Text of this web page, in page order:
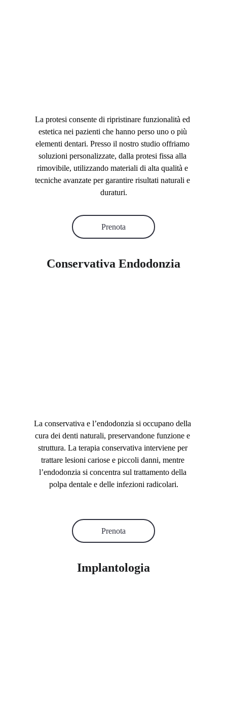
Implantologia
La protesi consente di ripristinare funzionalità ed
estetica nei pazienti che hanno perso uno o più
elementi dentari. Presso il nostro studio offriamo
soluzioni personalizzate, dalla protesi fissa alla
rimovibile, utilizzando materiali di alta qualità e
tecniche avanzate per garantire risultati naturali e
duraturi.
Conservativa Endodonzia
Prenota
Prenota
La conservativa e l’endodonzia si occupano della
cura dei denti naturali, preservandone funzione e
struttura. La terapia conservativa interviene per
trattare lesioni cariose e piccoli danni, mentre
l’endodonzia si concentra sul trattamento della
polpa dentale e delle infezioni radicolari.